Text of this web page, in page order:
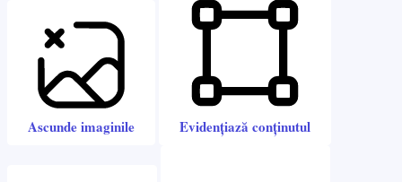
Ascunde imaginile Evidențiază conținutul